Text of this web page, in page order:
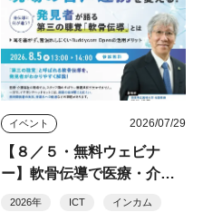
イベント 2026/07/29
【８／５・無料ウェビナ
ー】軟骨伝導で医療・介護
現場の音声連携を改善
2026年 ICT インカム